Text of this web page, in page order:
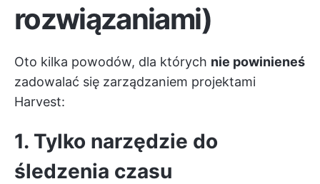
rozwiązaniami)
Oto kilka powodów, dla których nie powinieneś
zadowalać się zarządzaniem projektami
Harvest:
1. Tylko narzędzie do
śledzenia czasu